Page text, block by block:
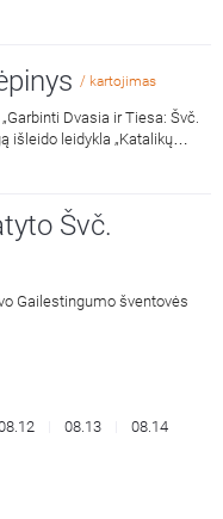
/ kartojimas
Dvasia ir Tiesa: Švč.
išleido leidykla „Katalikų
Skaito Vilius Kaminskas.
Švč.
Gailestingumo šventovės
08.13 08.14